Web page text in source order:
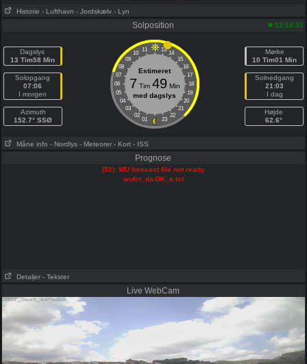
Historie - Lufthavn - Jordskælv - Lyn
Solposition 13:14:31
Dagslys
13 Tim58 Min
Solopgang
07:06
I morgen
Azimuth
152.7° SSØ
11 13
10
14
09
15
08
16
07
17
06
18
05
19
04
20
03
21
02
22
01 23
Estimeret
7 Tim 49Min
med dagslys
Mørke
10 Tim01 Min
Solnedgang
21:03
I dag
Højde
62.6°
Måne info - Nordlys - Meteorer - Kort - ISS
Prognose
(52): WU forecast file not ready
wufct_da-DK_e.txt
Detaljer - Tekster
Live WebCam